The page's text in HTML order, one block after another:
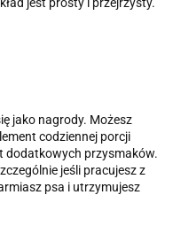
jako nagrody. Możesz
codziennej porcji
dodatkowych przysmaków.
jeśli pracujesz z
psa i utrzymujesz